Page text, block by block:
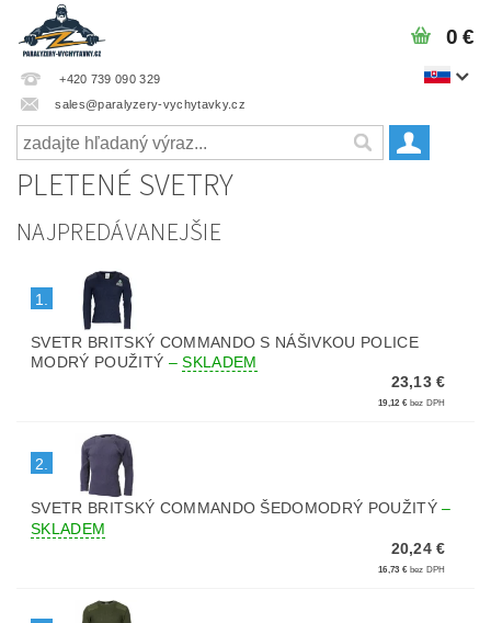
+420 739 090 329
sales@paralyzery-vychytavky.cz
0 €
PLETENÉ SVETRY
NAJPREDÁVANEJŠIE
1.
SVETR BRITSKÝ COMMANDO S NÁŠIVKOU POLICE
MODRÝ POUŽITÝ –SKLADEM
23,13 €
19,12 €bez DPH
2.
SVETR BRITSKÝ COMMANDO ŠEDOMODRÝ POUŽITÝ–
SKLADEM
20,24 €
16,73 €bez DPH